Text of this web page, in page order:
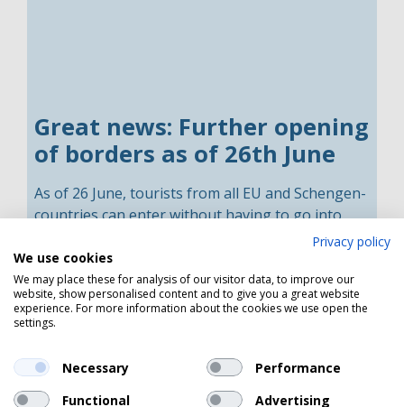
Great news: Further opening
of borders as of 26th June
As of 26 June, tourists from all EU and Schengen-
countries can enter without having to go into
isolation after entry into Denmark, if they can
provide a valid Corona-passport. A corona
passport proves that you have been vaccinated
against, have previously been infected with or
have tested negative for COVID-19.
Privacy policy
We use cookies
We may place these for analysis of our visitor data, to improve our
website, show personalised content and to give you a great website
experience. For more information about the cookies we use open the
settings.
Necessary
Performance
Functional
Advertising